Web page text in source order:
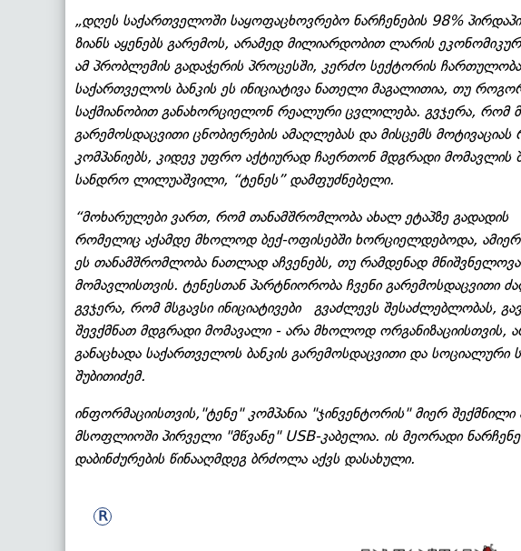
„დღეს საქართველოში საყოფაცხოვრებო ნარჩენების 98%
ზიანს აყენებს გარემოს, არამედ მილიარდობით ლარის
ამ პრობლემის გადაჭერის პროცესში, კერძო სექტორის
საქართველოს ბანკის ეს ინიციატივა ნათელი მაგალითია, თუ
საქმიანობით განახორციელონ რეალური ცვლილება. გვჯერა, რომ
გარემოსდაცვითი ცნობიერების ამაღლებას და მისცემს
კომპანიებს, კიდევ უფრო აქტიურად ჩაერთონ მდგრადი მომავლის
სანდრო ლილუაშვილი, “ტენეს” დამფუძნებელი.
“მოხარულები ვართ, რომ თანამშრომლობა ახალ ეტაპზე გადადის -
რომელიც აქამდე მხოლოდ ბექ-ოფისებში ხორციელდებოდა,
ეს თანამშრომლობა ნათლად აჩვენებს, თუ რამდენად
მომავლისთვის. ტენესთან პარტნიორობა ჩვენი გარემოსდაცვითი
გვჯერა, რომ მსგავსი ინიციატივები გვაძლევს შესაძლებლობას,
შევქმნათ მდგრადი მომავალი - არა მხოლოდ ორგანიზაციისთვის,
განაცხადა საქართველოს ბანკის გარემოსდაცვითი და სოციალური
შუბითიძემ.
ინფორმაციისთვის,"ტენე" კომპანია "ჯინვენტორის" მიერ
მსოფლიოში პირველი "მწვანე" USB-კაბელია. ის მეორადი
დაბინძურების წინააღმდეგ ბრძოლა აქვს დასახული.